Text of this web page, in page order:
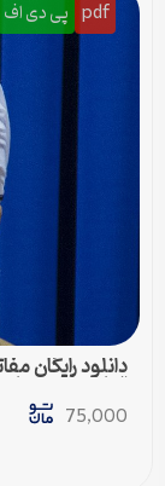
pdf پی دی اف
العاده با این کتاب
75,000